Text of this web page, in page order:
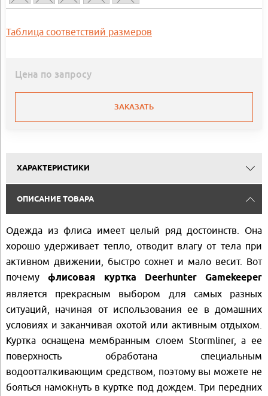
Таблица соответствий размеров
Цена по запросу
ЗАКАЗАТЬ
ХАРАКТЕРИСТИКИ
ОПИСАНИЕ ТОВАРА
Одежда из флиса имеет целый ряд достоинств. Она
хорошо удерживает тепло, отводит влагу от тела при
активном движении, быстро сохнет и мало весит. Вот
почемуфлисовая куртка Deerhunter Gamekeeper
является прекрасным выбором для самых разных
ситуаций, начиная от использования ее в домашних
условиях и заканчивая охотой или активным отдыхом.
Куртка оснащена мембранным слоем Stormliner, а ее
поверхность обработана специальным
водоотталкивающим средством, поэтому вы можете не
бояться намокнуть в куртке под дождем. Три передних